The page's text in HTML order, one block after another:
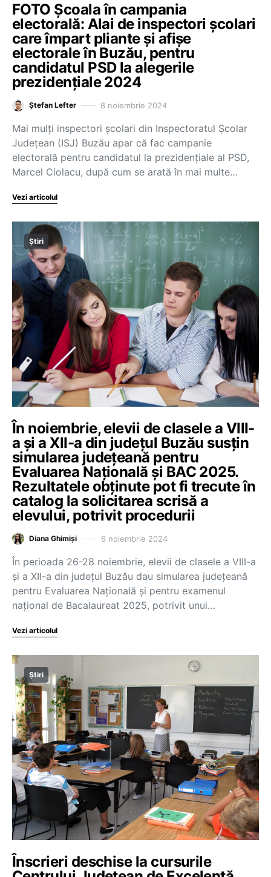
FOTO Școala în campania
electorală: Alai de inspectori școlari
care împart pliante și afișe
electorale în Buzău, pentru
candidatul PSD la alegerile
prezidențiale 2024
Ștefan Lefter 8 noiembrie 2024
Mai mulți inspectori școlari din Inspectoratul Școlar
Județean (ISJ) Buzău apar că fac campanie
electorală pentru candidatul la prezidențiale al PSD,
Marcel Ciolacu, după cum se arată în mai multe…
Vezi articolul
Știri
În noiembrie, elevii de clasele a VIII-
a și a XII-a din județul Buzău susțin
simularea județeană pentru
Evaluarea Națională și BAC 2025.
Rezultatele obținute pot fi trecute în
catalog la solicitarea scrisă a
elevului, potrivit procedurii
Diana Ghimiși 6 noiembrie 2024
În perioada 26-28 noiembrie, elevii de clasele a VIII-a
și a XII-a din județul Buzău dau simularea județeană
pentru Evaluarea Națională și pentru examenul
național de Bacalaureat 2025, potrivit unui…
Vezi articolul
Știri
Înscrieri deschise la cursurile